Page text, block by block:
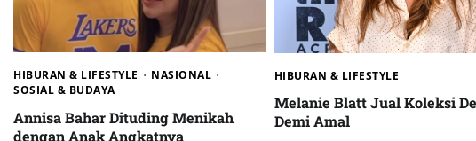
HIBURAN & LIFESTYLE
NASIONAL
SOSIAL & BUDAYA
Annisa Bahar Dituding Menikah
dengan Anak Angkatnya
HIBURAN & LIFESTYLE
Melanie Blatt Jual Koleksi
Demi Amal